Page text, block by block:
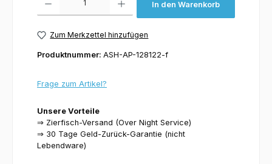
In den Warenkorb
Zum Merkzettel hinzufügen
Produktnummer: ASH-AP-128122-f
Frage zum Artikel?
Unsere Vorteile
⇒ Zierfisch-Versand (Over Night Service)
⇒ 30 Tage Geld-Zurück-Garantie (nicht
Lebendware)